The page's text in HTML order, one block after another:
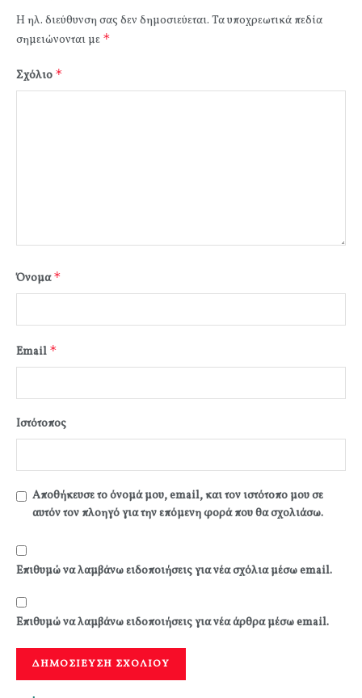
Η ηλ. διεύθυνση σας δεν δημοσιεύεται. Τα υποχρεωτικά πεδία
σημειώνονται με *
Σχόλιο *
Όνομα*
Email *
Ιστότοπος
Αποθήκευσε το όνομά μου, email, και τον ιστότοπο μου σε
αυτόν τον πλοηγό για την επόμενη φορά που θα σχολιάσω.
Επιθυμώ να λαμβάνω ειδοποιήσεις για νέα σχόλια μέσω email.
Επιθυμώ να λαμβάνω ειδοποιήσεις για νέα άρθρα μέσω email.